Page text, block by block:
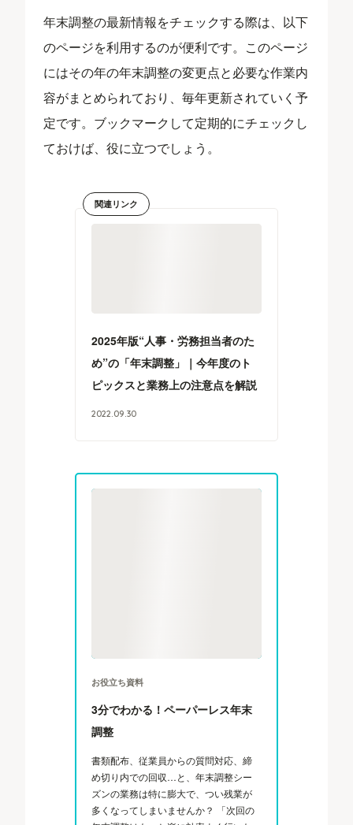
年末調整の最新情報をチェックする際は、以下
のページを利用するのが便利です。このページ
にはその年の年末調整の変更点と必要な作業内
容がまとめられており、毎年更新されていく予
定です。ブックマークして定期的にチェックし
ておけば、役に立つでしょう。
関連リンク
2025年版“人事・労務担当者のた
め”の「年末調整」｜今年度のト
ピックスと業務上の注意点を解説
2022 09 .30
お役立ち資料
3分でわかる！ペーパーレス年末
調整
書類配布、従業員からの質問対応、締
め切り内での回収…と、年末調整シー
ズンの業務は特に膨大で、つい残業が
多くなってしまいませんか？ 「次回の